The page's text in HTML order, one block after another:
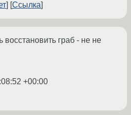
Ссылка
граб - не не
+00:00